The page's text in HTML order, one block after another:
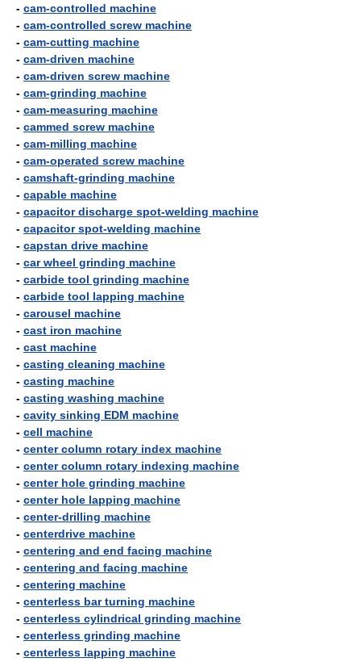
- cam-controlled machine
- cam-controlled screw machine
- cam-cutting machine
- cam-driven machine
- cam-driven screw machine
- cam-grinding machine
- cam-measuring machine
- cammed screw machine
- cam-milling machine
- cam-operated screw machine
- camshaft-grinding machine
- capable machine
- capacitor discharge spot-welding machine
- capacitor spot-welding machine
- capstan drive machine
- car wheel grinding machine
- carbide tool grinding machine
- carbide tool lapping machine
- carousel machine
- cast iron machine
- cast machine
- casting cleaning machine
- casting machine
- casting washing machine
- cavity sinking EDM machine
- cell machine
- center column rotary index machine
- center column rotary indexing machine
- center hole grinding machine
- center hole lapping machine
- center-drilling machine
- centerdrive machine
- centering and end facing machine
- centering and facing machine
- centering machine
- centerless bar turning machine
- centerless cylindrical grinding machine
- centerless grinding machine
- centerless lapping machine